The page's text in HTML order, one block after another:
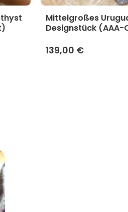
Mittelgroßes
Designstück
139,00 €